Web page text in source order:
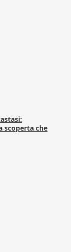
scoperta che